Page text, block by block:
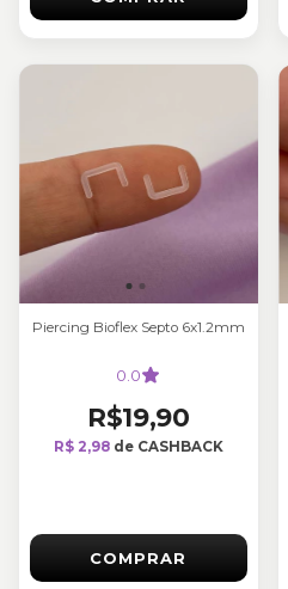
Piercing Bioflex Septo 6x1.2mm
0.0
R$19,90
R$ 2,98de CASHBACK
COMPRAR